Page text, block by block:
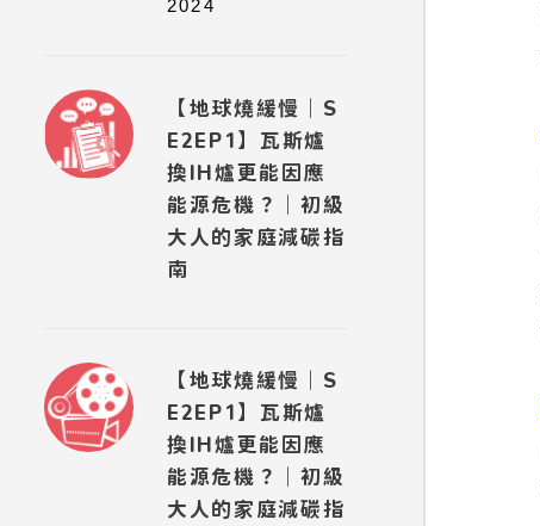
2024
【地球燒緩慢｜S
E2EP1】瓦斯爐
換IH爐更能因應
能源危機？｜初級
大人的家庭減碳指
南
【地球燒緩慢｜S
E2EP1】瓦斯爐
換IH爐更能因應
能源危機？｜初級
大人的家庭減碳指